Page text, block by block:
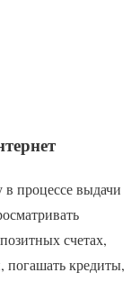
процессе выдачи
счетах,
погашать кредиты,